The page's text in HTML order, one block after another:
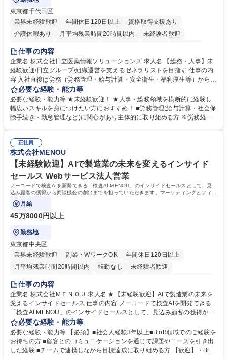
東京都千代田区
業界未経験歓迎
年間休日120日以上
資格取得支援あり
介護休暇あり
月平均残業時間20時間以内
未経験者歓迎
住宅手当あり
育休あり
完全週休2日制 交通費支給 土日祝休み 寮・社宅あり
仕事の内容
企業名 株式会社日立医薬情報ソリューションズ 求人名 【総務・人事】未
経験歓迎/日立グループ/組織運営を支えるゼネラリストを目指す 仕事の内
容 入社直後は労務（労務管理・給与計算・安全衛生・福利厚生等）からお
任せいたします。将来は総務・採用・教育業務へ守備範囲を広げ、組織運
営を支えるゼネラリストをめざせます。 ・初期業務：労働時間管理、給与
計算、社会保険対応、福利厚生管理、安全衛生、健康経営推進等をお任せ
します。ご経験に応じて、休職者管理など、幅広く経験を積んでいただき
幅広く経験を積みたい意欲がある方に最適な環境です。 募集職種 【総
務・人事】未経験歓迎/日立グループ/組織運営を支えるゼネラリストを目
指す
必要な経験・能力等
必要な経験・能力等 ★未経験歓迎！ ★人事・総務領域を横断的に経験し
幅広いスキルを身につけたい方におすすめ！ ■労務管理(給与計算・社会保
険手続き・勤怠管理など)に関心があり主体的に取り組める方 ※労務経験
のご経験 ■労務管理（給与計算・社会保険手続き・勤怠管理など）の経験
■衛生管理者の資格をお持ちの方 学歴・資格 学歴：大学院 大学 高専 短大
専修学校 高校 語学力： 資格：
正社員
株式会社MENOU
【未経験歓迎】AIで製造業の未来を変えるインサイド
セールス Webサービス法人営業
ノーコードで検査AIを開発できる「検査AI MENOU」のインサイドセールスとして、見
込み顧客の獲得から商談機会の創出までを担っていただきます。マーケティングとフィー
ルドセールスをつなぐ役割として、
月給
45万8000円以上
勤務地
東京都中央区
業界未経験歓迎
副業・WワークOK
年間休日120日以上
月平均残業時間20時間以内
転勤なし
未経験者歓迎
時短勤務あり
駅近5分以内
土日祝休み 服装自由
仕事の内容
企業名 株式会社ＭＥＮＯＵ 求人名 ★【未経験歓迎】AIで製造業の未来を
変えるインサイドセールス 仕事の内容 ノーコードで検査AIを開発できる
「検査AI MENOU」のインサイドセールスとして、見込み顧客の獲得から
商談機会の創出までを担っていただきます。マーケティングとフィールド
セールスをつなぐ役割として、 適切なタイミングで顧客とコミュニケーシ
ョンを取りながら、受注につながる商談機会の最大化を目指します。 【具
体的な仕事内容】 リードへの電話・メールによるアプローチ/リードナー
必要な経験・能力等
必要な経験・能力等 【必須】■社会人経験3年以上■BtoB領域でのご経験を
お持ちの方 ■顧客とのコミュニケーションを通じて課題やニーズを引き出
した経験 ■チームで連携しながら目標達成に取り組める方 【歓迎】・BtoB